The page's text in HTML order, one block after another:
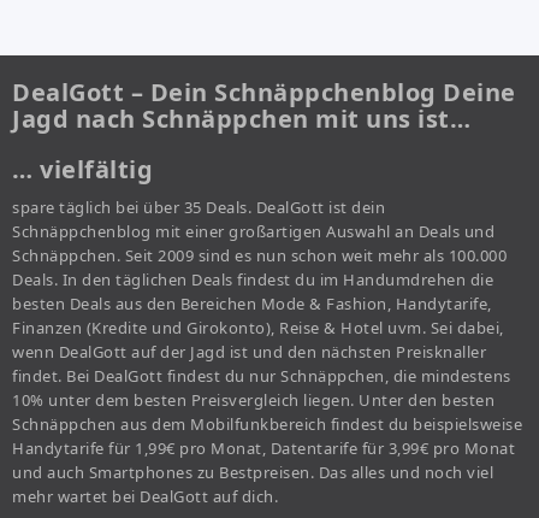
DealGott – Dein Schnäppchenblog Deine
Jagd nach Schnäppchen mit uns ist…
… vielfältig
spare täglich bei über 35 Deals. DealGott ist dein
Schnäppchenblog mit einer großartigen Auswahl an Deals und
Schnäppchen. Seit 2009 sind es nun schon weit mehr als 100.000
Deals. In den täglichen Deals findest du im Handumdrehen die
besten Deals aus den Bereichen Mode & Fashion, Handytarife,
Finanzen (Kredite und Girokonto), Reise & Hotel uvm. Sei dabei,
wenn DealGott auf der Jagd ist und den nächsten Preisknaller
findet. Bei DealGott findest du nur Schnäppchen, die mindestens
10% unter dem besten Preisvergleich liegen. Unter den besten
Schnäppchen aus dem Mobilfunkbereich findest du beispielsweise
Handytarife für 1,99€ pro Monat, Datentarife für 3,99€ pro Monat
und auch Smartphones zu Bestpreisen. Das alles und noch viel
mehr wartet bei DealGott auf dich.